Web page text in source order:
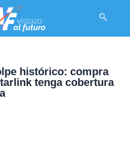
histórico: compra
tenga cobertura